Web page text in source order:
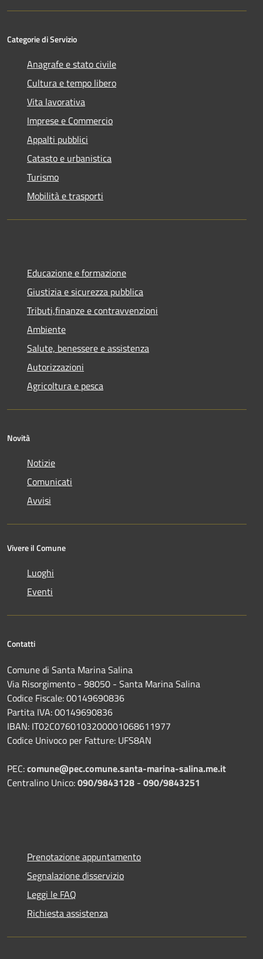
Categorie di Servizio
Anagrafe e stato civile
Cultura e tempo libero
Vita lavorativa
Imprese e Commercio
Appalti pubblici
Catasto e urbanistica
Turismo
Mobilità e trasporti
Educazione e formazione
Giustizia e sicurezza pubblica
Tributi,finanze e contravvenzioni
Ambiente
Salute, benessere e assistenza
Autorizzazioni
Agricoltura e pesca
Novità
Notizie
Comunicati
Avvisi
Vivere il Comune
Luoghi
Eventi
Contatti
Comune di Santa Marina Salina
Via Risorgimento - 98050 - Santa Marina Salina
Codice Fiscale: 00149690836
Partita IVA: 00149690836
IBAN: IT02C0760103200001068611977
Codice Univoco per Fatture: UFS8AN
PEC:comune@pec.comune.santa-marina-salina.me.it
Centralino Unico:090/9843128 - 090/9843251
Prenotazione appuntamento
Segnalazione disservizio
Leggi le FAQ
Richiesta assistenza